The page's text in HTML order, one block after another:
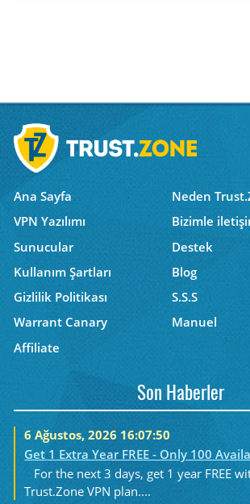
Ana Sayfa
Neden
VPN Yazılımı
Bizimle
Sunucular
Destek
Kullanım Şartları
Blog
Gizlilik Politikası
S.S.S
Warrant Canary
Manuel
Affiliate
Son Haberler
6 Ağustos, 2026 16:07:50
Get 1 Extra Year FREE - Only 100
For the next 3 days, get 1 year FREE
Trust.Zone VPN plan....